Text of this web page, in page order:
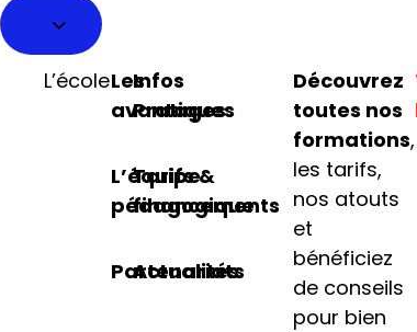
L’écoleLes
avantages
L’équipe
pédagogique
Partenariats
Infos
Pratiques
Tarifs &
financements
Actualités
Découvrez
toutes nos
formations,
les tarifs,
nos atouts
et
bénéficiez
de conseils
pour bien